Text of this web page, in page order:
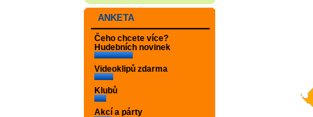
ANKETA
Čeho chcete více?
Hudebních novinek
Videoklipů zdarma
Klubů
Akcí a párty